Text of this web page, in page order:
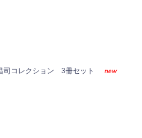
司コレクション 3冊セット